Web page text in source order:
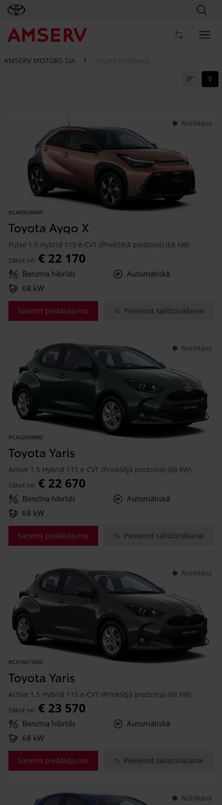
AMSERV MOTORS SIA Toyota noliktava
Noliktavā
#CA00636840
Toyota Aygo X
Pulse 1.5 Hybrid 115 e-CVT (Priekšējā piedziņa) (68 kW)
Sākot no € 22 170
Benzīna hibrīds
Automātiskā
68 kW
Saņemt piedāvājumu Pievienot salīdzināšanai
Noliktavā
#CA32068840
Toyota Yaris
Active 1.5 Hybrid 115 e-CVT (Priekšējā piedziņa) (68 kW)
Sākot no € 22 670
Benzīna hibrīds
Automātiskā
68 kW
Saņemt piedāvājumu Pievienot salīdzināšanai
Noliktavā
#CA16613840
Toyota Yaris
Active 1.5 Hybrid 115 e-CVT (Priekšējā piedziņa) (68 kW)
Sākot no € 23 570
Benzīna hibrīds
Automātiskā
68 kW
Saņemt piedāvājumu Pievienot salīdzināšanai
Noliktavā